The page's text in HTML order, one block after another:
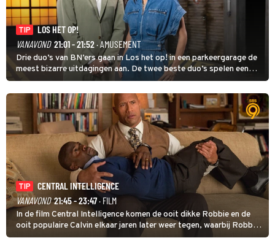
TIP
LOS HET OP!
VANAVOND 21:01 - 21:52· AMUSEMENT
Drie duo’s van BN’ers gaan in Los het op! in een parkeergarage de
meest bizarre uitdagingen aan. De twee beste duo’s spelen een
onderlinge finale. Met in deze aflevering onder anderen cabaretiers
Nabil Aoulad Ayad en Annick Boer.
TIP
CENTRAL INTELLIGENCE
VANAVOND 21:45 - 23:47· FILM
In de film Central Intelligence komen de ooit dikke Robbie en de
ooit populaire Calvin elkaar jaren later weer tegen, waarbij Robbie,
inmiddels supergespierd en werkzaam voor de CIA, Calvins hulp